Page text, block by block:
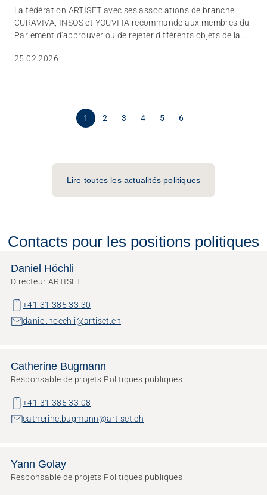
La fédération ARTISET avec ses associations de branche
CURAVIVA, INSOS et YOUVITA recommande aux membres du
Parlement d'approuver ou de rejeter différents objets de la
25.02.2026
1 2 3 4 5 6
Lire toutes les actualités politiques
Contacts pour les positions politiques
Daniel Höchli
Directeur ARTISET
+41 31 385 33 30
daniel.hoechli@artiset.ch
Catherine Bugmann
Responsable de projets Politiques publiques
+41 31 385 33 08
catherine.bugmann@artiset.ch
Yann Golay
Responsable de projets Politiques publiques